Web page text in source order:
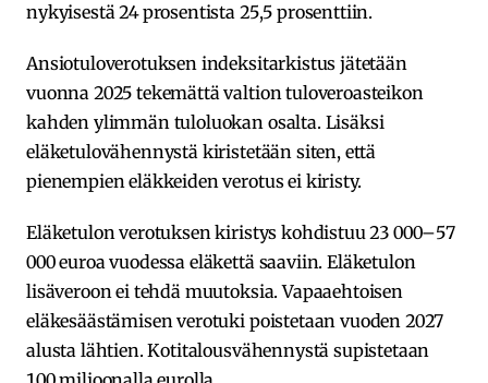
nykyisestä 24 prosentista 25,5 prosenttiin.
Ansiotuloverotuksen indeksitarkistus jätetään
vuonna 2025 tekemättä valtion tuloveroasteikon
kahden ylimmän tuloluokan osalta. Lisäksi
eläketulovähennystä kiristetään siten, että
pienempien eläkkeiden verotus ei kiristy.
Eläketulon verotuksen kiristys kohdistuu 23 000–57
000 euroa vuodessa eläkettä saaviin. Eläketulon
lisäveroon ei tehdä muutoksia. Vapaaehtoisen
eläkesäästämisen verotuki poistetaan vuoden 2027
alusta lähtien. Kotitalousvähennystä supistetaan